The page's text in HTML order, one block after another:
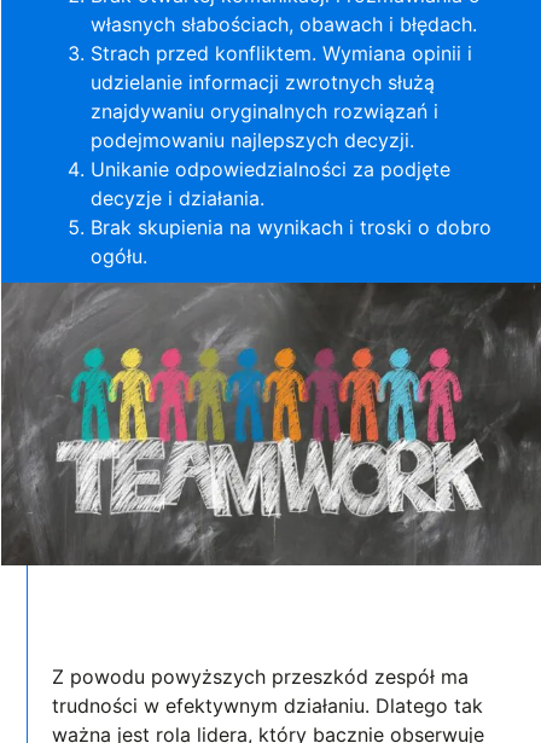
własnych słabościach, obawach i błędach.
Strach przed konfliktem. Wymiana opinii i
udzielanie informacji zwrotnych służą
znajdywaniu oryginalnych rozwiązań i
podejmowaniu najlepszych decyzji.
Unikanie odpowiedzialności za podjęte
decyzje i działania.
Brak skupienia na wynikach i troski o dobro
ogółu.
Z powodu powyższych przeszkód zespół ma
trudności w efektywnym działaniu. Dlatego tak
ważna jest rola lidera, który bacznie obserwuje